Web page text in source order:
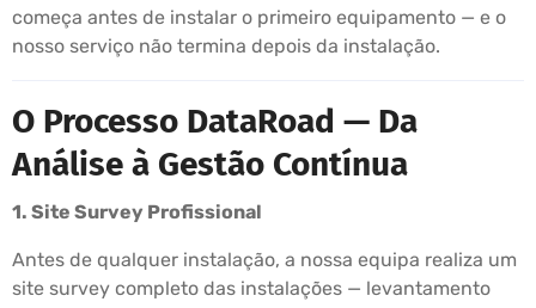
começa antes de instalar o primeiro equipamento — e o
nosso serviço não termina depois da instalação.
O Processo DataRoad — Da
Análise à Gestão Contínua
1. Site Survey Profissional
Antes de qualquer instalação, a nossa equipa realiza um
site survey completo das instalações — levantamento